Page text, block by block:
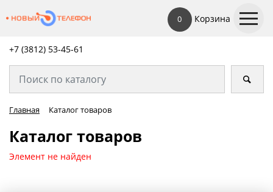
0 Корзина
+7 (3812) 53-45-61
Главная Каталог товаров
Каталог товаров
Элемент не найден